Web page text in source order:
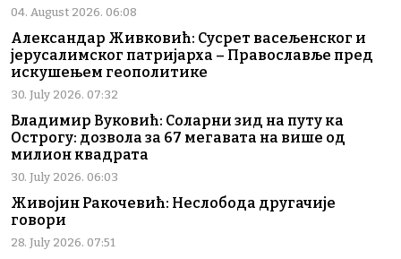
04. August 2026. 06:08
Александар Живковић: Сусрет васељенског и
јерусалимског патријарха – Православље пред
искушењем геополитике
30. July 2026. 07:32
Владимир Вуковић: Соларни зид на путу ка
Острогу: дозвола за 67 мегавата на више од
милион квадрата
30. July 2026. 06:03
Живојин Ракочевић: Неслобода другачије
говори
28. July 2026. 07:51